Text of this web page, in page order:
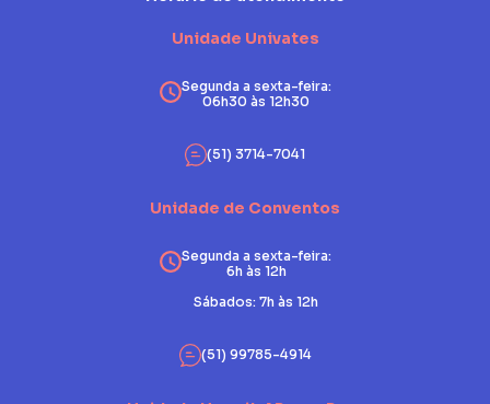
Unidade Univates
Segunda a sexta-feira:
06h30 às 12h30
(51) 3714-7041
Unidade de Conventos
Segunda a sexta-feira:
6h às 12h
Sábados: 7h às 12h
(51) 99785-4914